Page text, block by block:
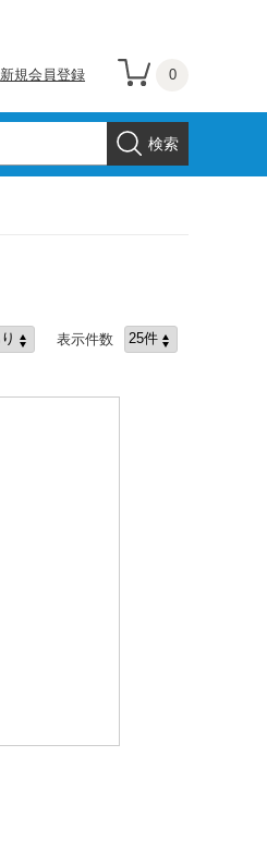
新規会員登録 0
表示件数